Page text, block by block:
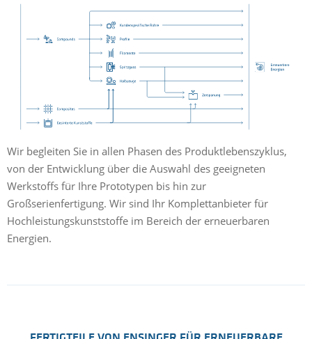
Wir begleiten Sie in allen Phasen des Produktlebenszyklus,
von der Entwicklung über die Auswahl des geeigneten
Werkstoffs für Ihre Prototypen bis hin zur
Großserienfertigung. Wir sind Ihr Komplettanbieter für
Hochleistungskunststoffe im Bereich der erneuerbaren
Energien.